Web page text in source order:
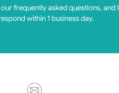
frequently asked questions,
within 1 business day.